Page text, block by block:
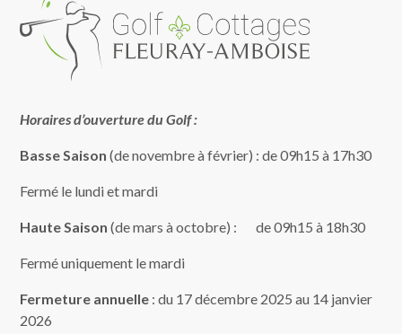
Horaires d’ouverture du Golf :
Basse Saison(de novembre à février) : de 09h15 à 17h30
Fermé le lundi et mardi
Haute Saison(de mars à octobre) : de 09h15 à 18h30
Fermé uniquement le mardi
Fermeture annuelle : du 17 décembre 2025 au 14 janvier
2026